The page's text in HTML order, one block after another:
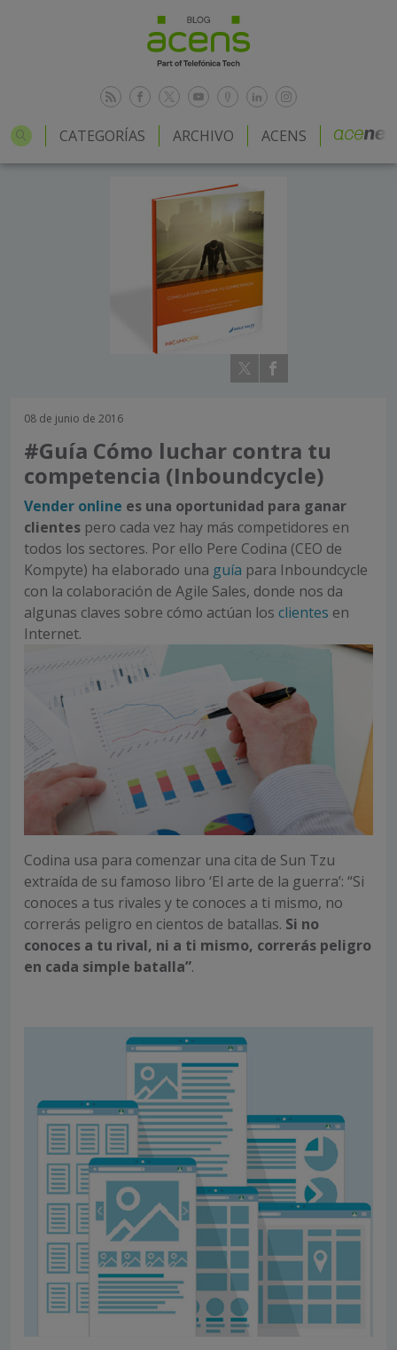
CATEGORÍAS ARCHIVO ACENS
08 de junio de 2016
#Guía Cómo luchar contra tu
competencia (Inboundcycle)
Vender online es una oportunidad para ganar
clientes pero cada vez hay más competidores en
todos los sectores. Por ello Pere Codina (CEO de
Kompyte) ha elaborado una guía para Inboundcycle
con la colaboración de Agile Sales, donde nos da
algunas claves sobre cómo actúan los clientes en
Internet.
Codina usa para comenzar una cita de Sun Tzu
extraída de su famoso libro ‘El arte de la guerra’: “Si
conoces a tus rivales y te conoces a ti mismo, no
correrás peligro en cientos de batallas. Si no
conoces a tu rival, ni a ti mismo, correrás peligro
en cada simple batalla”.